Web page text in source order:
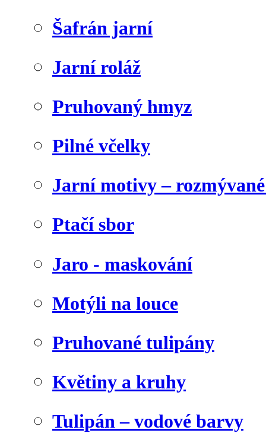
Šafrán jarní
Jarní roláž
Pruhovaný hmyz
Pilné včelky
Jarní motivy –
Ptačí sbor
Jaro - maskování
Motýli na louce
Pruhované tulipány
Květiny a kruhy
Tulipán – vodové barvy